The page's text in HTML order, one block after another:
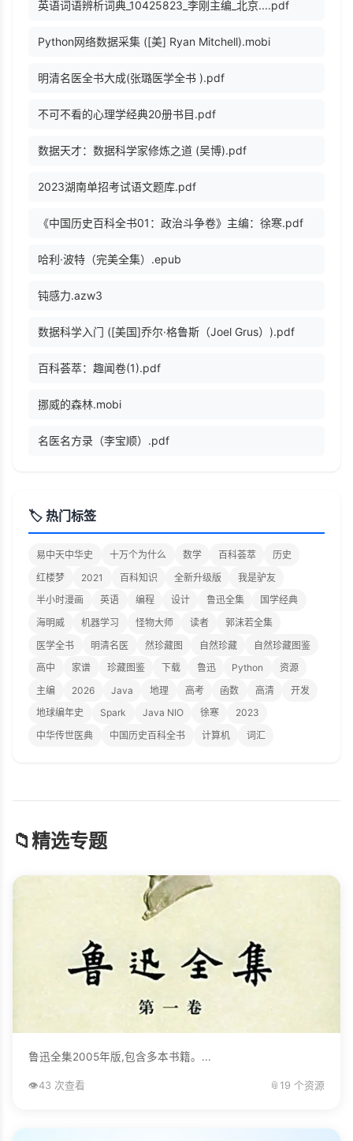
英语词语辨析词典_10425823_李刚主编_北京....pdf
Python网络数据采集 ([美] Ryan Mitchell).mobi
明清名医全书大成(张璐医学全书 ).pdf
不可不看的心理学经典20册书目.pdf
数据天才：数据科学家修炼之道 (吴博).pdf
2023湖南单招考试语文题库.pdf
《中国历史百科全书01：政治斗争卷》主编：徐寒.pdf
哈利·波特（完美全集）.epub
钝感力.azw3
数据科学入门 ([美国]乔尔·格鲁斯（Joel Grus）).pdf
百科荟萃：趣闻卷(1).pdf
挪威的森林.mobi
名医名方录（李宝顺）.pdf
🏷️ 热门标签
易中天中华史 十万个为什么 数学 百科荟萃
历史
红楼梦
2021 百科知识 全新升级版
我是驴友
半小时漫画
英语 编程 设计 鲁迅全集
国学经典
海明威
机器学习 怪物大师 读者
郭沫若全集
医学全书
明清名医 然珍藏图 自然珍藏
自然珍藏图鉴
高中
家谱 珍藏图鉴 下载 鲁迅 Python
资源
主编
2026 Java 地理 高考 函数 高清
开发
地球编年史
Spark Java NIO 徐寒
2023
中华传世医典
中国历史百科全书 计算机 词汇
📁精选专题
鲁迅全集2005年版,包含多本书籍。...
👁️43 次查看 📎 19 个资源